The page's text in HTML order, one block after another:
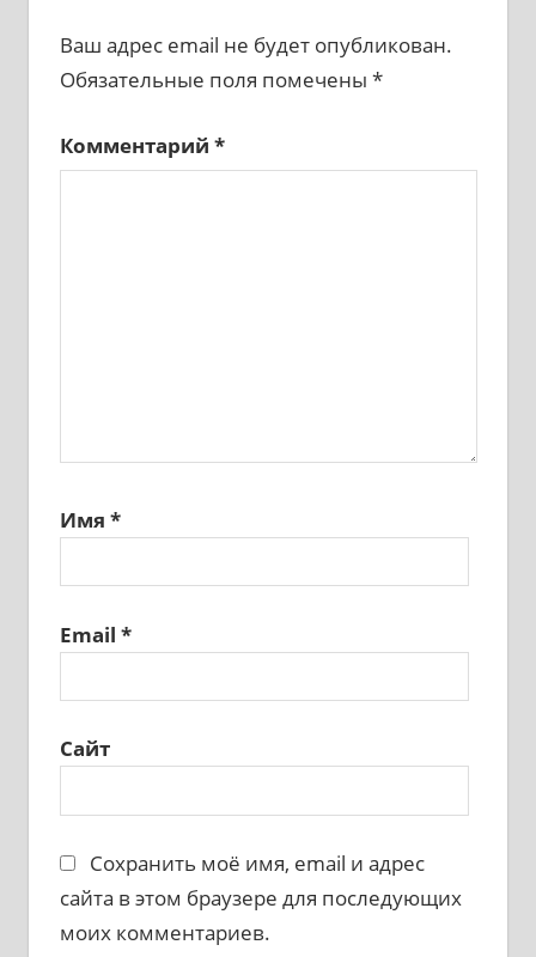
Ваш адрес email не будет опубликован.
Обязательные поля помечены *
Комментарий *
Имя *
Email *
Сайт
Сохранить моё имя, email и адрес
сайта в этом браузере для последующих
моих комментариев.